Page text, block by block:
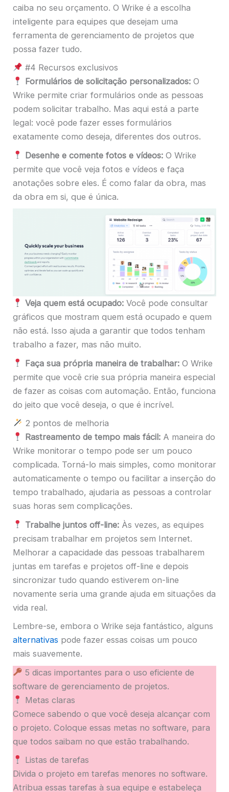
caiba no seu orçamento. O Wrike é a escolha
inteligente para equipes que desejam uma
ferramenta de gerenciamento de projetos que
possa fazer tudo.
#4 Recursos exclusivos
Formulários de solicitação personalizados:O
Wrike permite criar formulários onde as pessoas
podem solicitar trabalho. Mas aqui está a parte
legal: você pode fazer esses formulários
exatamente como deseja, diferentes dos outros.
Desenhe e comente fotos e vídeos:O Wrike
permite que você veja fotos e vídeos e faça
anotações sobre eles. É como falar da obra, mas
da obra em si, que é única.
Veja quem está ocupado:Você pode consultar
gráficos que mostram quem está ocupado e quem
não está. Isso ajuda a garantir que todos tenham
trabalho a fazer, mas não muito.
Faça sua própria maneira de trabalhar:O Wrike
permite que você crie sua própria maneira especial
de fazer as coisas com automação. Então, funciona
do jeito que você deseja, o que é incrível.
2 pontos de melhoria
Rastreamento de tempo mais fácil:A maneira do
Wrike monitorar o tempo pode ser um pouco
complicada. Torná-lo mais simples, como monitorar
automaticamente o tempo ou facilitar a inserção do
tempo trabalhado, ajudaria as pessoas a controlar
suas horas sem complicações.
Trabalhe juntos off-line:Às vezes, as equipes
precisam trabalhar em projetos sem Internet.
Melhorar a capacidade das pessoas trabalharem
juntas em tarefas e projetos off-line e depois
sincronizar tudo quando estiverem on-line
novamente seria uma grande ajuda em situações da
vida real.
Lembre-se, embora o Wrike seja fantástico, alguns
alternativas pode fazer essas coisas um pouco
mais suavemente.
5 dicas importantes para o uso eficiente de
software de gerenciamento de projetos.
Metas claras
Comece sabendo o que você deseja alcançar com
o projeto. Coloque essas metas no software, para
que todos saibam no que estão trabalhando.
Listas de tarefas
Divida o projeto em tarefas menores no software.
Atribua essas tarefas à sua equipe e estabeleça